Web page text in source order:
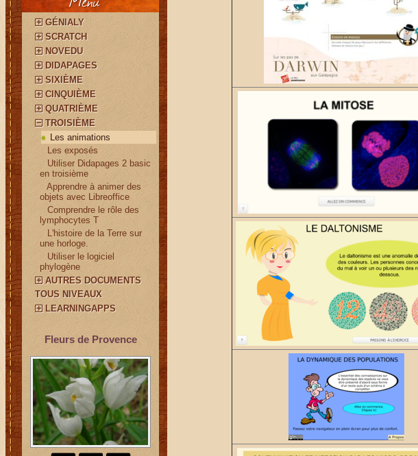
GÉNIALY
SCRATCH
NOVEDU
DIDAPAGES
SIXIÈME
CINQUIÈME
QUATRIÈME
TROISIÈME
Les animations
Les exposés
¤ Utiliser Didapages 2 basic
en troisième
¤ Apprendre à animer des
objets avec Libreoffice
¤Comprendre le rôle des
lymphocytes T
L'histoire de la Terre sur
une horloge.
Utiliser le logiciel
phylogène
AUTRES DOCUMENTS
TOUS NIVEAUX
LEARNINGAPPS
Fleurs de Provence